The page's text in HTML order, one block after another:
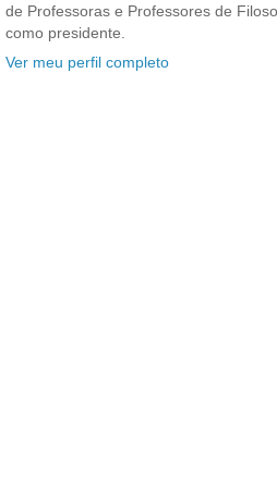
de Professoras e Professores de
como presidente.
Ver meu perfil completo